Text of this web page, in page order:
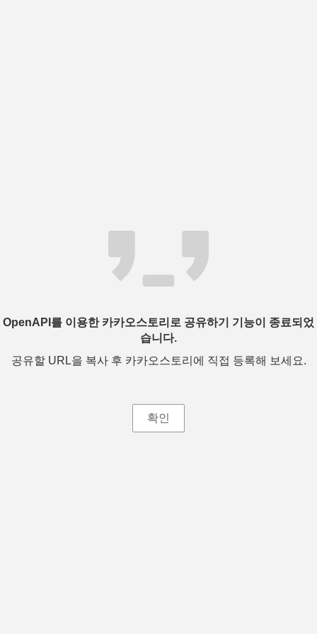
OpenAPI를 이용한 카카오스토리로 공유하기 기능이 종료되었
습니다.
공유할 URL을 복사 후 카카오스토리에 직접 등록해 보세요.
확인